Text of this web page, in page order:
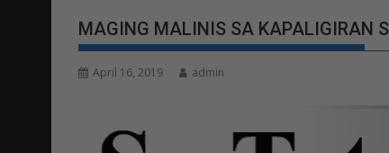
MAGING MALINIS SA KAPALIGIRAN
April 16, 2019 admin